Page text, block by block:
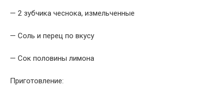
— 2 зубчика чеснока, измельченные
— Соль и перец по вкусу
— Сок половины лимона
Приготовление: